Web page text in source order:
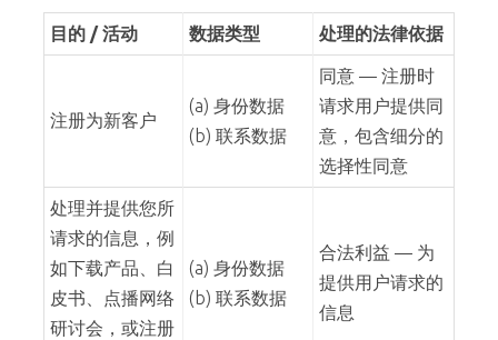
目的 / 活动 数据类型 处理的法律依据
注册为新客户
(a) 身份数据
(b) 联系数据
同意 — 注册时
请求用户提供同
意，包含细分的
选择性同意
处理并提供您所
请求的信息，例
如下载产品、白
皮书、点播网络
研讨会，或注册
(a) 身份数据
(b) 联系数据
合法利益 — 为
提供用户请求的
信息